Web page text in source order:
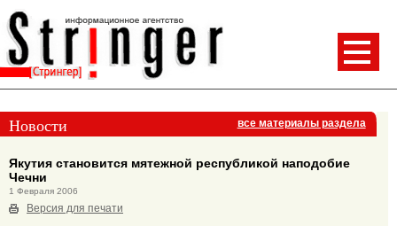
Новости все материалы раздела
Якутия становится мятежной республикой наподобие
Чечни
1 Февраля 2006
Версия для печати